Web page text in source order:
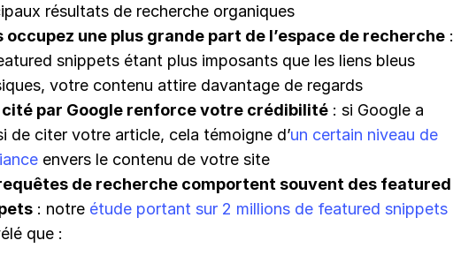
résultats de recherche organiques
occupez une plus grande part de l’espace de recherche :
snippets étant plus imposants que les liens bleus
votre contenu attire davantage de regards
cité par Google renforce votre crédibilité : si Google a
de citer votre article, cela témoigne d’un certain niveau de
envers le contenu de votre site
de recherche comportent souvent des featured
: notre étude portant sur 2 millions de featured snippets
que :